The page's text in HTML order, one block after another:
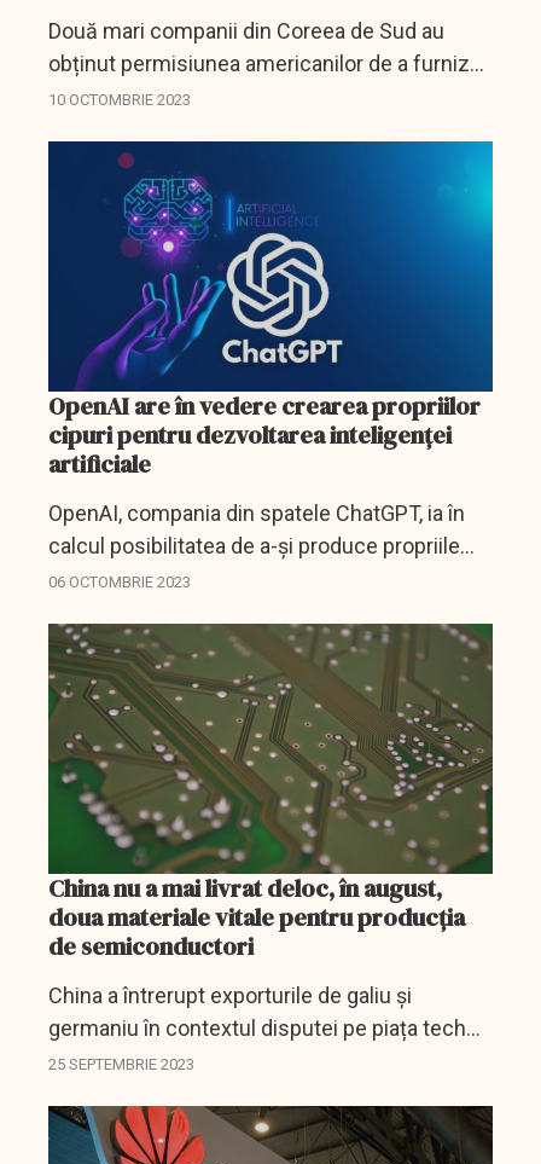
Două mari companii din Coreea de Sud au
obținut permisiunea americanilor de a furniza
cipuri liniilor de producție pe care le dețin în
10 OCTOMBRIE 2023
OpenAI are în vedere crearea propriilor
cipuri pentru dezvoltarea inteligenței
artificiale
OpenAI, compania din spatele ChatGPT, ia în
calcul posibilitatea de a-și produce propriile
cipuri pentru dezvoltarea inteligenței
demers în...
06 OCTOMBRIE 2023
China nu a mai livrat deloc, în august,
doua materiale vitale pentru producția
de semiconductori
China a întrerupt exporturile de galiu și
germaniu în contextul disputei pe piața tech
pe care o poartă cu SUA.
25 SEPTEMBRIE 2023